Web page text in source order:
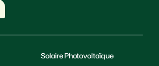
Solaire Photovoltaïque